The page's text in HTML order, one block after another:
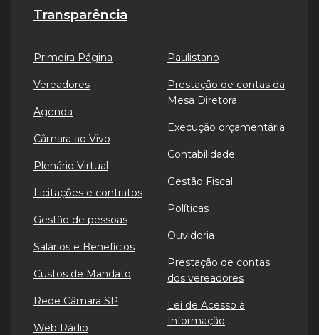
Transparência
Primeira Página
Vereadores
Agenda
Câmara ao Vivo
Plenário Virtual
Licitações e contratos
Gestão de pessoas
Salários e Benefícios
Custos de Mandato
Rede Câmara SP
Web Rádio
Paulistano
Prestação de contas da
Mesa Diretora
Execução orçamentária
Contabilidade
Gestão Fiscal
Políticas
Ouvidoria
Prestação de contas
dos vereadores
Lei de Acesso à
Informação